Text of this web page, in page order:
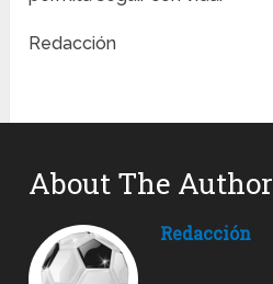
Redacción
About The Author
Redacción